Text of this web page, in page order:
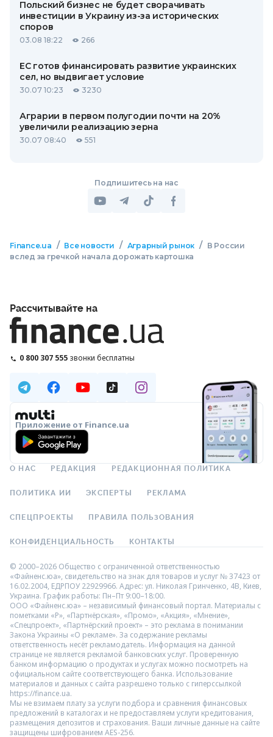
Польский бизнес не будет сворачивать
инвестиции в Украину из-за исторических
споров
03.08 18:22 266
ЕС готов финансировать развитие украинских
сел, но выдвигает условие
30.07 10:23 3230
Аграрии в первом полугодии почти на 20%
увеличили реализацию зерна
30.07 08:40 551
Подпишитесь на нас
Finance.ua / Все новости / Аграрный рынок /
В России
вслед за гречкой начала дорожать картошка
Рассчитывайте на
0 800 307 555 звонки бесплатны
Приложение от Finance.ua
О НАС РЕДАКЦИЯ РЕДАКЦИОННАЯ ПОЛИТИКА
ПОЛИТИКА ИИ ЭКСПЕРТЫ РЕКЛАМА
СПЕЦПРОЕКТЫ ПРАВИЛА ПОЛЬЗОВАНИЯ
КОНФИДЕНЦИАЛЬНОСТЬ КОНТАКТЫ
© 2000–2026 Общество с ограниченной ответственностью
«Файненс.юа», свидетельство на знак для товаров и услуг № 37423 от
16.02.2004, ЕДРПОУ 22929966. Адрес: ул. Николая Гринченко, 4В, Киев,
Украина. График работы: Пн–Пт 9:00–18:00.
ООО «Файненс.юа» – независимый финансовый портал. Материалы с
пометками «Р», «Партнёрская», «Промо», «Акция», «Мнение»,
«Спецпроект», «Партнёрский проект» – это реклама в понимании
Закона Украины «О рекламе». За содержание рекламы
ответственность несёт рекламодатель. Информация на данной
странице не является рекламой банковских услуг. Проверенную
банком информацию о продуктах и услугах можно посмотреть на
официальном сайте соответствующего банка. Использование
материалов и данных с сайта разрешено только с гиперссылкой
https://finance.ua.
Мы не взимаем плату за услуги подбора и сравнения финансовых
предложений в каталогах и не предоставляем услуги кредитования,
размещения депозитов и страхования. Ваши личные данные на сайте
защищены шифрованием AES-256.